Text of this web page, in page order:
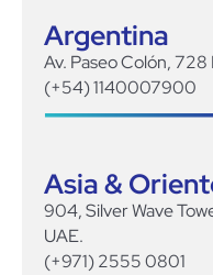
Argentina
Av. Paseo Colón, 728
(+54) 1140007900
Asia &
904, Silver Wave
UAE.
(+971) 2555 0801